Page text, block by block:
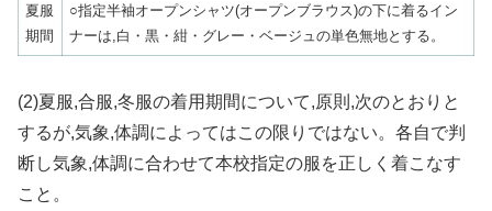
夏服
期間
○指定半袖オープンシャツ(オープンブラウス)の下に着るイン
ナーは,白・黒・紺・グレー・ベージュの単色無地とする。
(2)夏服,合服,冬服の着用期間について,原則,次のとおりと
するが,気象,体調によってはこの限りではない。各自で判
断し気象,体調に合わせて本校指定の服を正しく着こなす
こと。